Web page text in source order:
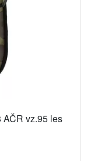
vz.95 les